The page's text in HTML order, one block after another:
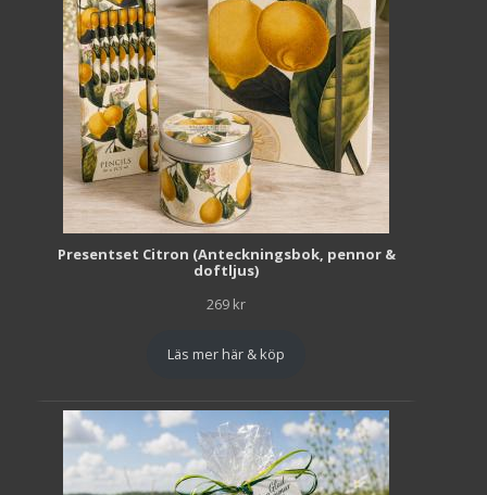
Presentset Citron (Anteckningsbok, pennor &
doftljus)
269 kr
Läs mer här & köp